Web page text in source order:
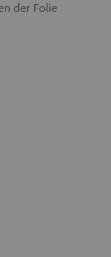
der Folie